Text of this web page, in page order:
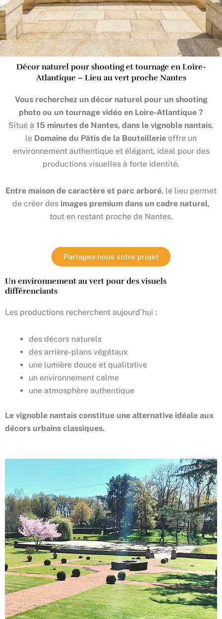
Décor naturel pour shooting et tournage en Loire-
Atlantique – Lieu au vert proche Nantes
Vous recherchez un décor naturel pour un shooting
photo ou un tournage vidéo en Loire-Atlantique ?
Situé à 15 minutes de Nantes, dans le vignoble nantais,
le Domaine du Pâtis de la Bouteillerie offre un
environnement authentique et élégant, idéal pour des
productions visuelles à forte identité.
Entre maison de caractère et parc arboré, le lieu permet
de créer des images premium dans un cadre naturel,
tout en restant proche de Nantes.
Partagez-nous votre projet
Un environnement au vert pour des visuels
différenciants
Les productions recherchent aujourd’hui :
des décors naturels
des arrière-plans végétaux
une lumière douce et qualitative
un environnement calme
une atmosphère authentique
Le vignoble nantais constitue une alternative idéale aux
décors urbains classiques.